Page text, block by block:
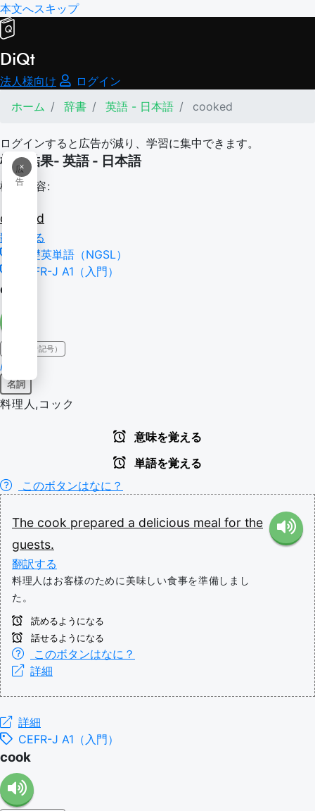
本文へスキップ
DiQt
法人様向け
ログイン
ホーム
辞書 英語 - 日本語 cooked
ログインすると広告が減り、学習に集中できます。
×
広
告
検索結果- 英語 - 日本語
検索内容:
cooked
翻訳する
基礎英単語（NGSL）
CEFR-J A1（入門）
cook
IPA（発音記号）
/kʊk/
名詞
料理人,コック
意味を覚える
単語を覚える
このボタンはなに？
The cook prepared a delicious meal for the
guests.
翻訳する
料理人はお客様のために美味しい食事を準備しまし
た。
読めるようになる
話せるようになる
このボタンはなに？
詳細
詳細
CEFR-J A1（入門）
cook